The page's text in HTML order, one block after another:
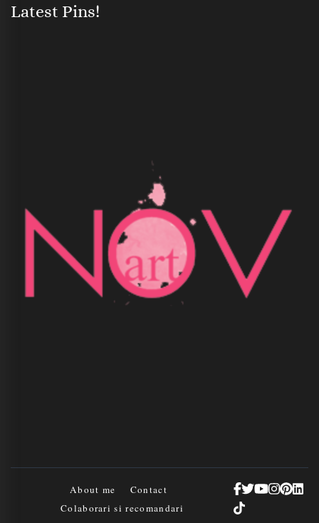
Latest Pins!
About me
Contact
Colaborari si recomandari